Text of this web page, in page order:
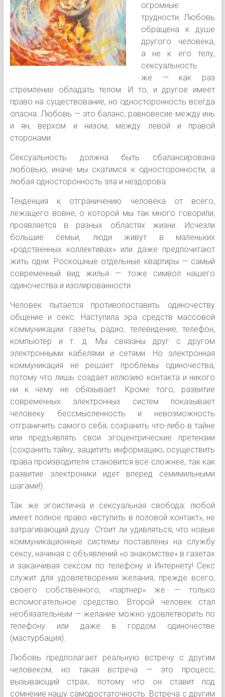
огромные
трудности. Любовь
обращена к душе
другого человека,
а не к его телу,
сексуальность
же — как раз
стремление обладать телом. И то, и другое имеет
право на существование, но односторонность всегда
опасна. Любовь — это баланс, равновесие между инь
и ян, верхом и низом, между левой и правой
сторонами.
Сексуальность должна быть сбалансирована
любовью, иначе мы скатимся к односторонности, а
любая односторонность зла и нездорова.
Тенденция к отграничению человека от всего,
лежащего вовне, о которой мы так много говорили,
проявляется в разных областях жизни. Исчезли
большие семьи, люди живут в маленьких
«родственных коллективах» или даже предпочитают
жить одни. Роскошные отдельные квартиры — самый
современный вид жилья — тоже символ нашего
одиночества и изолированности.
Человек пытается противопоставить одиночеству
общение и секс. Наступила эра средств массовой
коммуникации: газеты, радио, телевидение, телефон,
компьютер и т. д. Мы связаны друг с другом
электронными кабелями и сетями. Но электронная
коммуникация не решает проблемы одиночества,
потому что лишь создает иллюзию контакта и никого
ни к чему не обязывает. Кроме того, развитие
современных электронных систем показывает
человеку бессмысленность и невозможность
отграничить самого себя, сохранить что-либо в тайне
или предъявлять свои эгоцентрические претензии
(сохранить тайну, защитить информацию, осуществить
права производителя становится все сложнее, так как
развитие электроники идет вперед семимильными
шагами!).
Так же эгоистична и сексуальная свобода: любой
имеет полное право «вступить в половой контакт», не
затрагивающий душу. Стоит ли удивляться, что новые
коммуникационные системы поставлены на службу
сексу, начиная с объявлений «о знакомстве» в газетах
и заканчивая сексом по телефону и Интернету! Секс
служит для удовлетворения желания, прежде всего,
своего собственного, «партнер» же — только
вспомогательное средство. Второй человек стал
необязательным — желание можно удовлетворить по
телефону или даже в гордом одиночестве
(мастурбация).
Любовь предполагает реальную встречу с другим
человеком, но такая встреча — это процесс,
вызывающий страх, потому что он ставит под
сомнение нашу самодостаточность. Встреча с другим